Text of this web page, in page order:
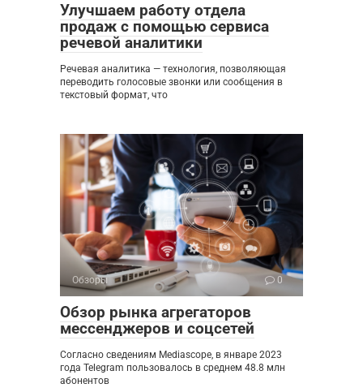
Улучшаем работу отдела
продаж с помощью сервиса
речевой аналитики
Речевая аналитика — технология, позволяющая
переводить голосовые звонки или сообщения в
текстовый формат, что
Обзоры 0
Обзор рынка агрегаторов
мессенджеров и соцсетей
Согласно сведениям Mediascope, в январе 2023
года Telegram пользовалось в среднем 48.8 млн
абонентов